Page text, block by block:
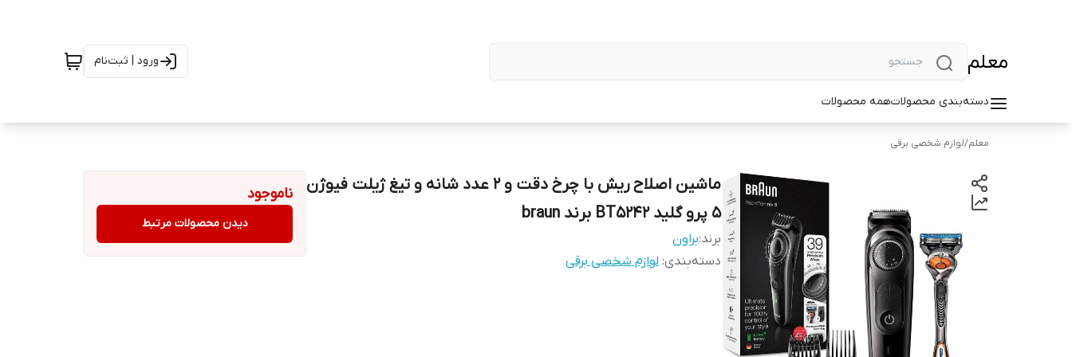
معلم ورود | ثبت‌نام
دسته‌بندی محصولاتهمه محصولات
معلم/لوازم شخصی برقی
ماشین اصلاح ریش با چرخ دقت و ۲ عدد شانه و تیغ ژیلت فیوژن
۵ پرو گلید BT5242 برند braun
برند:براون
دسته‌بندی: لوازم شخصی برقی
ناموجود
دیدن محصولات مرتبط